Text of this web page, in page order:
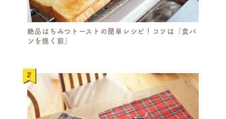
絶品はちみつトーストの簡単レシピ！コツは「食パ
ンを焼く前」